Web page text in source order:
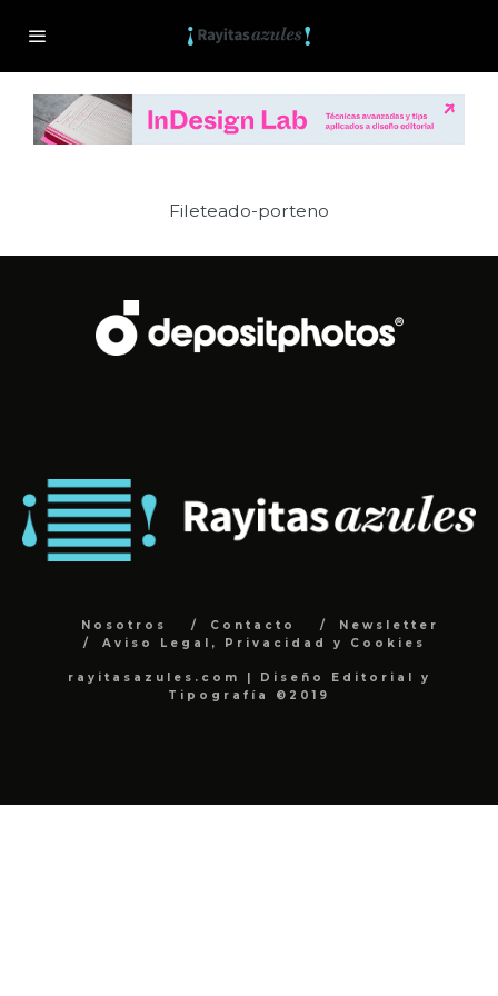
Fileteado-porteno
Nosotros Contacto
Newsletter
Aviso Legal, Privacidad y Cookies
rayitasazules.com | Diseño Editorial y
Tipografía ©2019